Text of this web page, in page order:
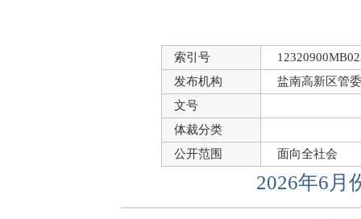
索引号
发布机构
盐南高新区管
文号
体裁分类
公开范围
面向全社会
2026年6月